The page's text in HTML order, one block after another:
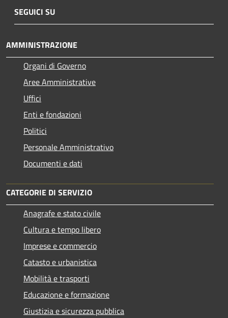
SEGUICI SU
AMMINISTRAZIONE
Organi di Governo
Aree Amministrative
Uffici
Enti e fondazioni
Politici
Personale Amministrativo
Documenti e dati
CATEGORIE DI SERVIZIO
Anagrafe e stato civile
Cultura e tempo libero
Imprese e commercio
Catasto e urbanistica
Mobilità e trasporti
Educazione e formazione
Giustizia e sicurezza pubblica